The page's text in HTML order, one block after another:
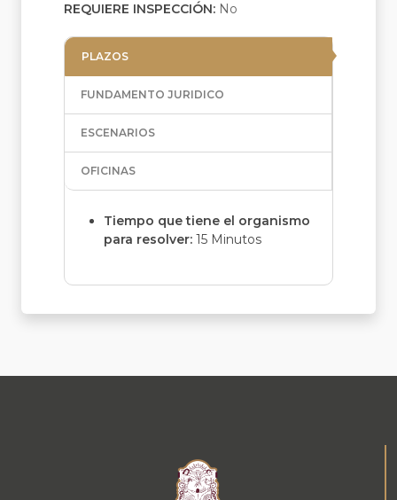
REQUIERE INSPECCIÓN: No
PLAZOS
FUNDAMENTO JURIDICO
ESCENARIOS
OFICINAS
Tiempo que tiene el organismo
para resolver: 15 Minutos